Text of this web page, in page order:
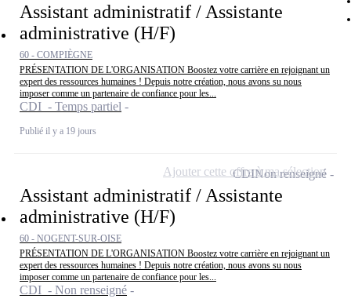
Assistant administratif / Assistante
administrative (H/F)
60 - COMPIÈGNE
PRÉSENTATION DE L'ORGANISATION Boostez votre carrière en rejoignant un
expert des ressources humaines ! Depuis notre création, nous avons su nous
imposer comme un partenaire de confiance pour les...
CDI - Temps partiel
Publié il y a 19 jours
Assistant administratif / Assistante
administrative (H/F)
60 - NOGENT-SUR-OISE
PRÉSENTATION DE L'ORGANISATION Boostez votre carrière en rejoignant un
expert des ressources humaines ! Depuis notre création, nous avons su nous
imposer comme un partenaire de confiance pour les...
CDI - Non renseigné
CDINon renseigné
Ajouter cette offre à ma sélection